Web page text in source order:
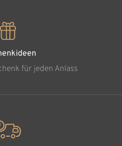
für jeden Anlass